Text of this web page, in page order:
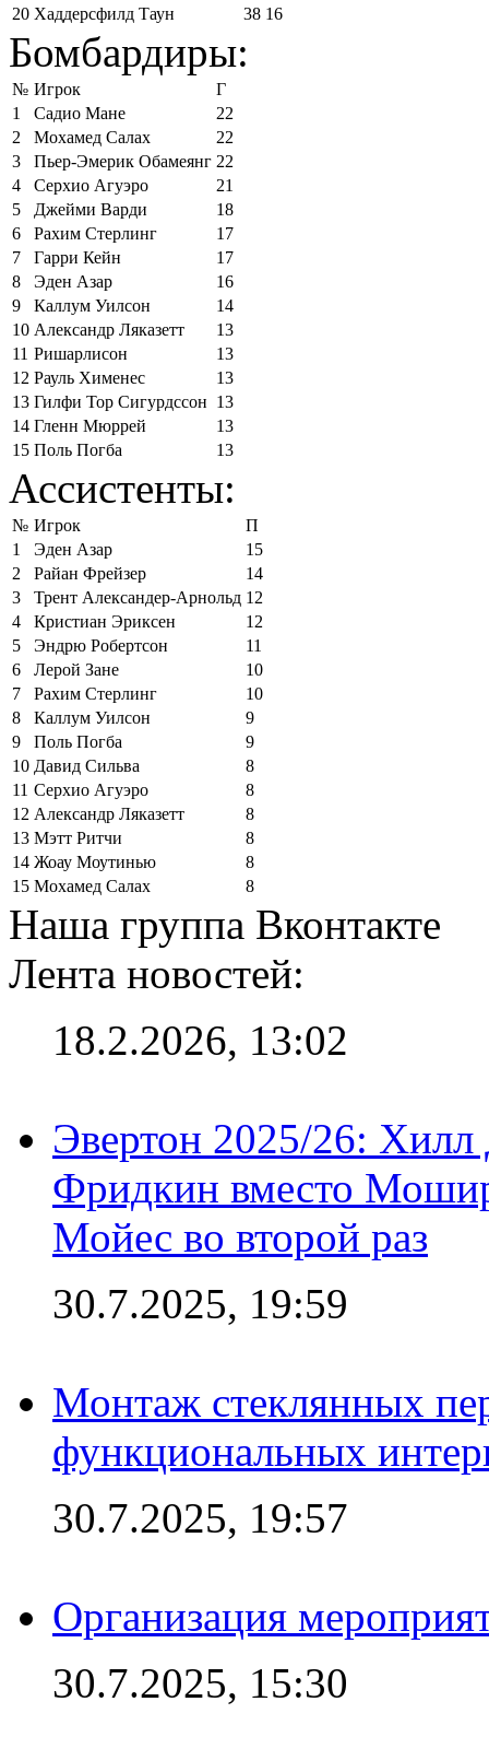
20 Хаддерсфилд Таун 38 16
Бомбардиры:
№ Игрок
Г
1
Садио Мане
22
2
Мохамед Салах
22
3
Пьер-Эмерик Обамеянг 22
4
Серхио Агуэро
21
5
Джейми Варди
18
6
Рахим Стерлинг
17
7
Гарри Кейн
17
8
Эден Азар
16
9
Каллум Уилсон
14
10 Александр Ляказетт
13
11 Ришарлисон
13
12 Рауль Хименес
13
13 Гилфи Тор Сигурдссон 13
14 Гленн Мюррей
13
15 Поль Погба 13
Ассистенты:
№ Игрок
П
1
Эден Азар
15
2
Райан Фрейзер
14
3
Трент Александер-Арнольд 12
4
Кристиан Эриксен
12
5
Эндрю Робертсон
11
6
Лерой Зане
10
7
Рахим Стерлинг
10
8
Каллум Уилсон
9
9
Поль Погба
9
10 Давид Сильва
8
11 Серхио Агуэро
8
12 Александр Ляказетт
8
13 Мэтт Ритчи
8
14 Жоау Моутинью
8
15 Мохамед Салах 8
Наша группа Вконтакте
Лента новостей:
18.2.2026, 13:02
Эвертон 2025/26:
Фридкин вместо
Мойес во второй раз
30.7.2025, 19:59
Монтаж стеклянных
функциональных
30.7.2025, 19:57
Организация
30.7.2025, 15:30